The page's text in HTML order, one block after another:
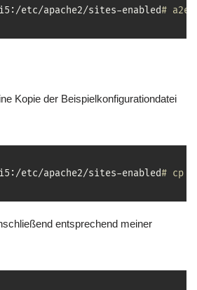
etc/apache2/sites-enabled#
Kopie der Beispielkonfigurationdatei
etc/apache2/sites-enabled# cp -
entsprechend meiner